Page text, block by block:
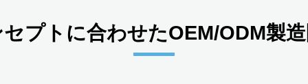
プトに合わせたOEM/ODM製